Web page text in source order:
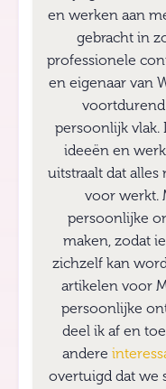
en werken aan
gebracht in
professionele
en eigenaar van
persoonlijk
ideeën en
uitstraalt dat alles
voor werkt.
persoonlijke
maken, zodat
zichzelf kan
artikelen voor
persoonlijke
deel ik af en toe
andere
overtuigd dat we